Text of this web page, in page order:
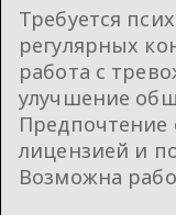
Требуется
регулярных
работа с
улучшение
Предпочтение
лицензией и
Возможна